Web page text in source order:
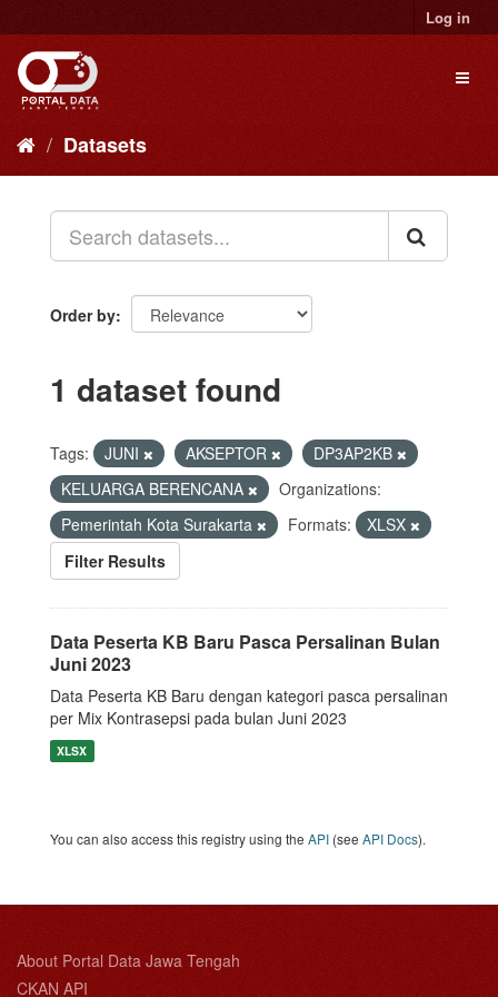
to
content
Log in
Datasets
Order by
1 dataset found
Tags: JUNI AKSEPTOR
DP3AP2KB
KELUARGA BERENCANA
Organizations:
Pemerintah Kota Surakarta
Formats:
XLSX
Filter Results
Data Peserta KB Baru Pasca Persalinan Bulan
Juni 2023
Data Peserta KB Baru dengan kategori pasca persalinan
per Mix Kontrasepsi pada bulan Juni 2023
XLSX
You can also access this registry using the API (see API Docs).
About Portal Data Jawa Tengah
CKAN API